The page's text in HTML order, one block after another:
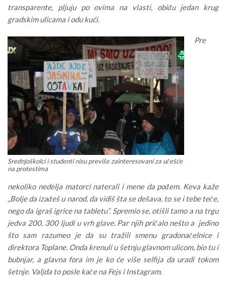
transparente, pljuju po ovima na vlasti, obiđu jedan krug
gradskim ulicama i odu kući.
Srednjoškolci i studenti nisu previše zainteresovani za učešće
na protestima
Pre
nekoliko nedelja matorci naterali i mene da pođem. Keva kaže
„Bolje da izađeš u narod, da vidiš šta se dešava, to se i tebe teče,
nego da igraš igrice na tabletu“. Spremio se, otišli tamo a na trgu
jedva 200, 300 ljudi u vrh glave. Par njih pričalo nešto a jedino
što sam razumeo je da su tražili smenu gradonačelnice i
direktora Toplane. Onda krenuli u šetnju glavnom ulicom, bio tu i
bubnjar, a glavna fora im je ko će više selfija da uradi tokom
šetnje. Valjda to posle kače na Fejs i Instagram.